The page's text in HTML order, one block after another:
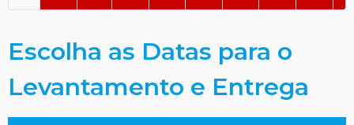
Escolha as Datas para o
Levantamento e Entrega